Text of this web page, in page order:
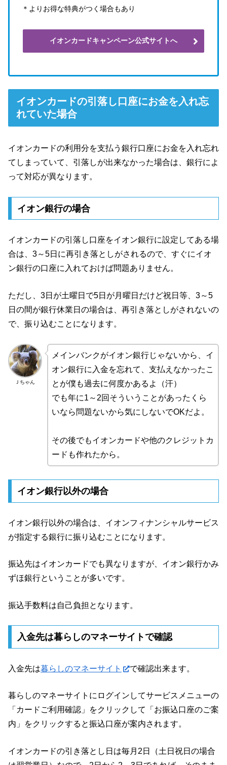
＊よりお得な特典がつく場合もあり
イオンカードキャンペーン公式サイトへ
イオンカードの引落し口座にお金を入れ忘
れていた場合
イオンカードの利用分を支払う銀行口座にお金を入れ忘れ
てしまっていて、引落しが出来なかった場合は、銀行によ
って対応が異なります。
イオン銀行の場合
イオンカードの引落し口座をイオン銀行に設定してある場
合は、3～5日に再引き落としがされるので、すぐにイオ
ン銀行の口座に入れておけば問題ありません。
ただし、3日が土曜日で5日が月曜日だけど祝日等、3～5
日の間が銀行休業日の場合は、再引き落としがされないの
で、振り込むことになります。
Ｊちゃん
メインバンクがイオン銀行じゃないから、イ
オン銀行に入金を忘れて、支払えなかったこ
とが僕も過去に何度かあるよ（汗）
でも年に1～2回そういうことがあったくら
いなら問題ないから気にしないでOKだよ。
その後でもイオンカードや他のクレジットカ
ードも作れたから。
イオン銀行以外の場合
イオン銀行以外の場合は、イオンフィナンシャルサービス
が指定する銀行に振り込むことになります。
振込先はイオンカードでも異なりますが、イオン銀行かみ
ずほ銀行ということが多いです。
振込手数料は自己負担となります。
入金先は暮らしのマネーサイトで確認
入金先は暮らしのマネーサイト で確認出来ます。
暮らしのマネーサイトにログインしてサービスメニューの
「カードご利用確認」をクリックして「お振込口座のご案
内」をクリックすると振込口座が案内されます。
イオンカードの引き落とし日は毎月2日（土日祝日の場合